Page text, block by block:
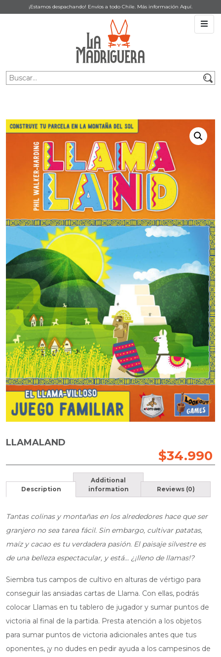
¡Estamos despachando! Envíos a todo Chile. Más información Aquí.
LLAMALAND
$34.990
Description
Additional
information
Reviews (0)
Tantas colinas y montañas en los alrededores hace que ser
granjero no sea tarea fácil. Sin embargo, cultivar patatas,
maíz y cacao es tu verdadera pasión. El paisaje silvestre es
de una belleza espectacular, y está… ¿¡lleno de llamas!?
Siembra tus campos de cultivo en alturas de vértigo para
conseguir las ansiadas cartas de Llama. Con ellas, podrás
colocar Llamas en tu tablero de jugador y sumar puntos de
victoria al final de la partida. Presta atención a los objetos
para sumar puntos de victoria adicionales antes que tus
oponentes, ¡y no dudes en pedir ayuda a los campesinos de